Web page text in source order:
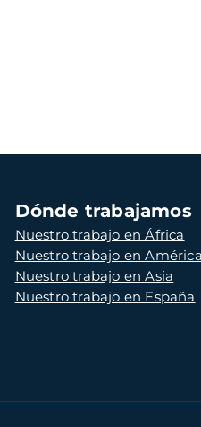
Dónde trabajamos
Nuestro trabajo en África
Nuestro trabajo en América
Nuestro trabajo en Asia
Nuestro trabajo en España